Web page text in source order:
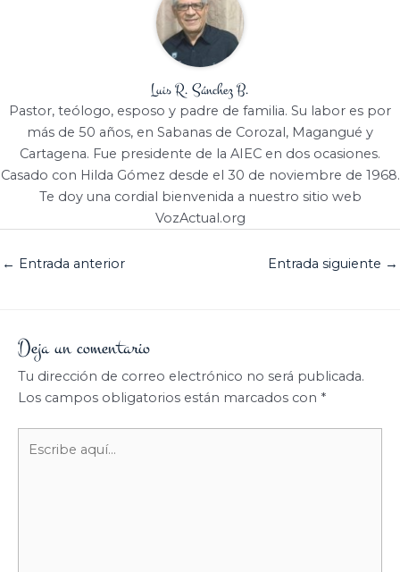
Luis R. Sánchez B.
Pastor, teólogo, esposo y padre de familia. Su labor es por
más de 50 años, en Sabanas de Corozal, Magangué y
Cartagena. Fue presidente de la AIEC en dos ocasiones.
Casado con Hilda Gómez desde el 30 de noviembre de 1968.
Te doy una cordial bienvenida a nuestro sitio web
VozActual.org
← Entrada anterior Entrada siguiente →
Deja un comentario
Tu dirección de correo electrónico no será publicada.
Los campos obligatorios están marcados con *
aquí...